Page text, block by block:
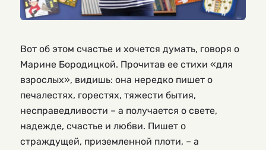
Вот об этом счастье и хочется думать, говоря о
Марине Бородицкой. Прочитав ее стихи «для
взрослых», видишь: она нередко пишет о
печалестях, горестях, тяжести бытия,
несправедливости – а получается о свете,
надежде, счастье и любви. Пишет о
страждущей, приземленной плоти, – а